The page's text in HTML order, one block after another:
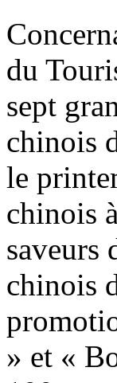
du
sept
chinois
le
chinois
saveurs
chinois
» et «